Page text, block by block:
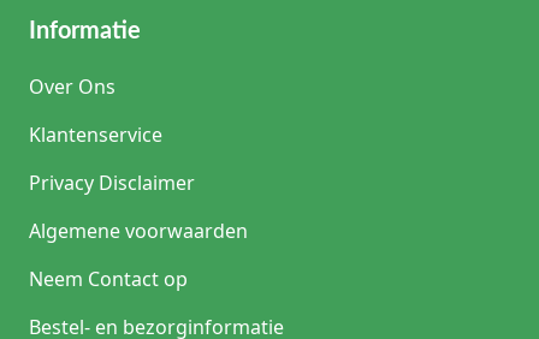
Informatie
Over Ons
Klantenservice
Privacy Disclaimer
Algemene voorwaarden
Neem Contact op
Bestel- en bezorginformatie